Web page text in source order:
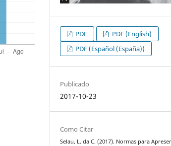
PDF
PDF (English)
PDF (Español (España))
Publicado
2017-10-23
Como Citar
Selau, L. da C. (2017). Normas para